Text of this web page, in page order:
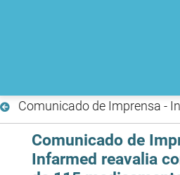
Comunicado de
Infarmed reavalia